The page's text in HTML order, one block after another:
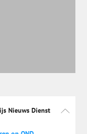
Nieuws Dienst